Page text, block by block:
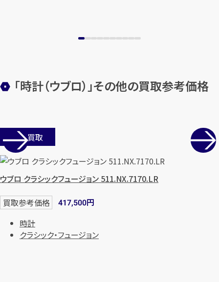
「時計（ウブロ）」その他の買取参考価格
店舗買取
ウブロ クラシックフュージョン 511.NX.7170.LR
買取参考価格 417,500円
時計
クラシック・フュージョン